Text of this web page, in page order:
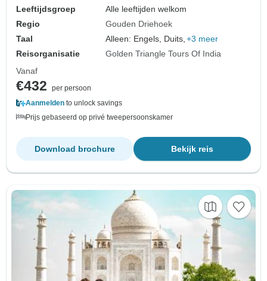
Leeftijdsgroep
Alle leeftijden welkom
Regio
Gouden Driehoek
Taal
Alleen: Engels, Duits, +3 meer
Reisorganisatie
Golden Triangle Tours Of India
Vanaf
€432
per persoon
Aanmelden to unlock savings
Prijs gebaseerd op privé tweepersoonskamer
Bekijk reis
Download brochure